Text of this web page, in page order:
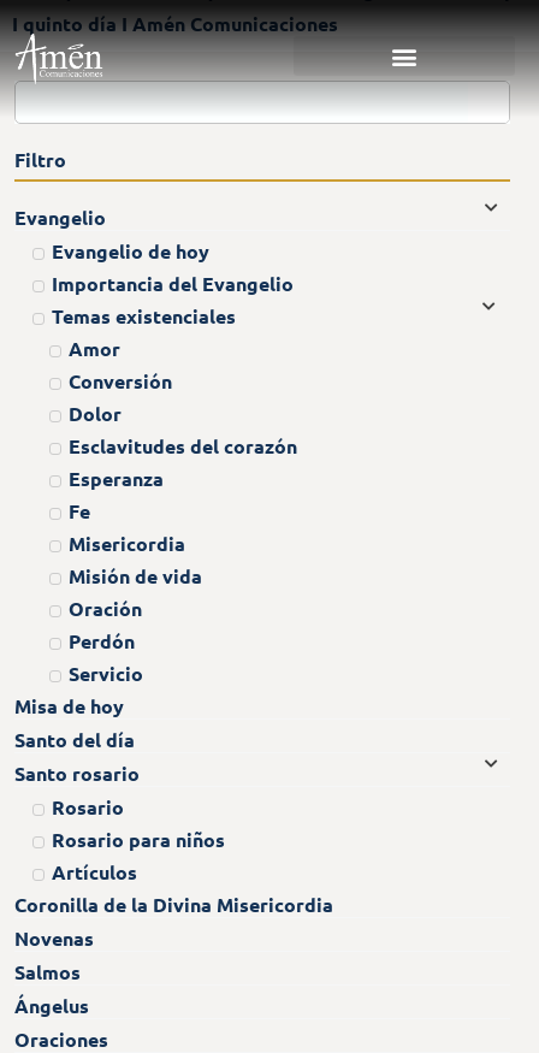
I quinto día I Amén Comunicaciones
Filtro
Evangelio
Evangelio de hoy
Importancia del Evangelio
Temas existenciales
Amor
Conversión
Dolor
Esclavitudes del corazón
Esperanza
Fe
Misericordia
Misión de vida
Oración
Perdón
Servicio
Misa de hoy
Santo del día
Santo rosario
Rosario
Rosario para niños
Artículos
Coronilla de la Divina Misericordia
Novenas
Salmos
Ángelus
Oraciones